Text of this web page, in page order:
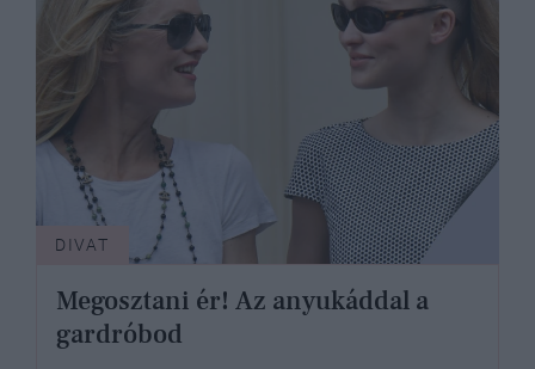
DIVAT
Megosztani ér! Az anyukáddal a
gardróbod